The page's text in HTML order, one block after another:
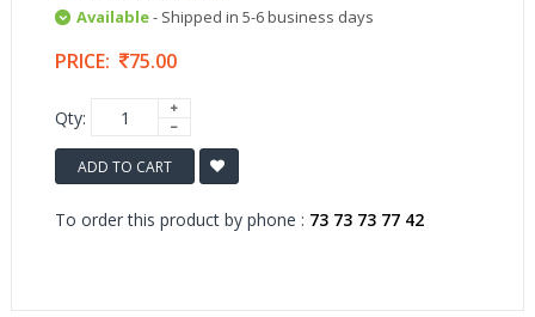
Available- Shipped in 5-6 business days
PRICE: 75.00
Qty:
ADD TO CART
To order this product by phone : 73 73 73 77 42